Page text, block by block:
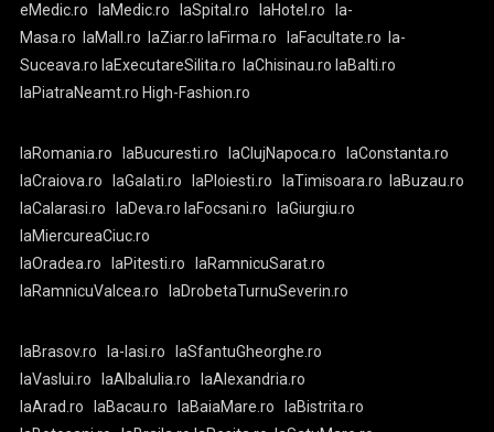
eMedic.ro laMedic.ro laSpital.ro laHotel.ro
la-
Masa.ro
laMall.ro laZiar.ro laFirma.ro laFacultate.ro
la-
Suceava.ro laExecutareSilita.ro laChisinau.ro laBalti.ro
laPiatraNeamt.ro High-Fashion.ro
laRomania.ro laBucuresti.ro laClujNapoca.ro
laConstanta.ro
laCraiova.ro
laGalati.ro laPloiesti.ro laTimisoara.ro
laBuzau.ro
laCalarasi.ro
laDeva.ro laFocsani.ro
laGiurgiu.ro
laMiercureaCiuc.ro
laOradea.ro
laPitesti.ro
laRamnicuSarat.ro
laRamnicuValcea.ro
laDrobetaTurnuSeverin.ro
laBrasov.ro la-Iasi.ro
laSfantuGheorghe.ro
laVaslui.ro
laAlbaIulia.ro
laAlexandria.ro
laArad.ro
laBacau.ro laBaiaMare.ro
laBistrita.ro